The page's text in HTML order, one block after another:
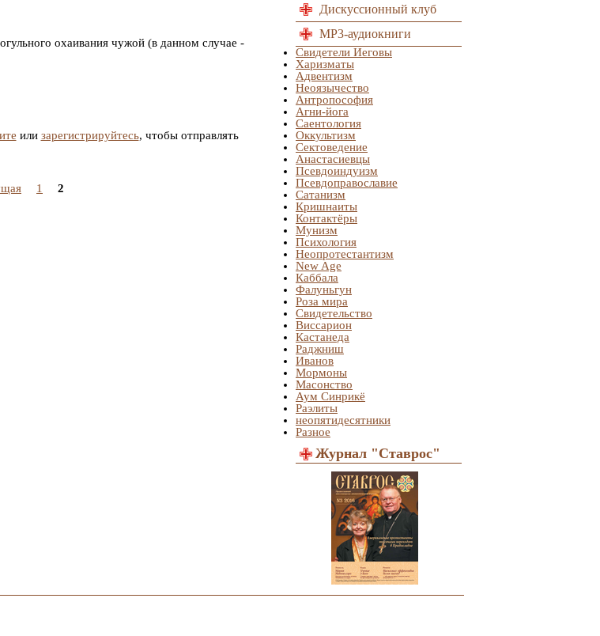
охаивания чужой (в данном случае -
или зарегистрируйтесь, чтобы отправлять
1 2
Дискуссионный клуб
MP3-аудиокниги
Свидетели Иеговы
Харизматы
Адвентизм
Неоязычество
Антропософия
Агни-йога
Саентология
Оккультизм
Сектоведение
Анастасиевцы
Псевдоиндуизм
Псевдоправославие
Сатанизм
Кришнаиты
Контактёры
Мунизм
Психология
Неопротестантизм
New Age
Каббала
Фалуньгун
Роза мира
Свидетельство
Виссарион
Кастанеда
Раджниш
Иванов
Мормоны
Масонство
Аум Синрикё
Раэлиты
неопятидесятники
Разное
Журнал "Ставрос"